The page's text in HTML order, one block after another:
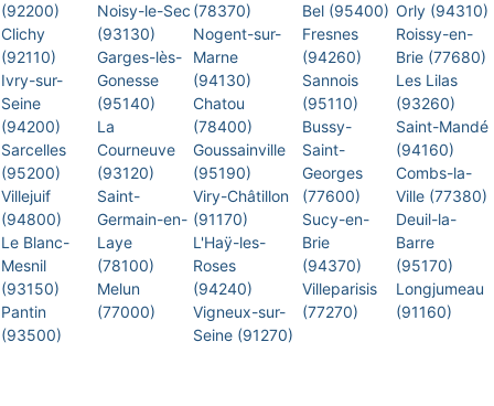
(92200)
Clichy
(92110)
Ivry-sur-
Seine
(94200)
Sarcelles
(95200)
Villejuif
(94800)
Le Blanc-
Mesnil
(93150)
Pantin
(93500)
Noisy-le-Sec
(93130)
Garges-lès-
Gonesse
(95140)
La
Courneuve
(93120)
Saint-
Germain-en-
Laye
(78100)
Melun
(77000)
(78370)
Nogent-sur-
Marne
(94130)
Chatou
(78400)
Goussainville
(95190)
Viry-Châtillon
(91170)
L'Haÿ-les-
Roses
(94240)
Vigneux-sur-
Seine (91270)
Bel (95400)
Fresnes
(94260)
Sannois
(95110)
Bussy-
Saint-
Georges
(77600)
Sucy-en-
Brie
(94370)
Villeparisis
(77270)
Orly (94310)
Roissy-en-
Brie (77680)
Les Lilas
(93260)
Saint-Mandé
(94160)
Combs-la-
Ville (77380)
Deuil-la-
Barre
(95170)
Longjumeau
(91160)